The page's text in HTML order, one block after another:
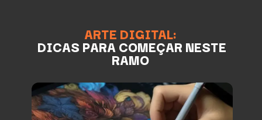
ARTE DIGITAL:
DICAS PARA COMEÇAR NESTE
RAMO